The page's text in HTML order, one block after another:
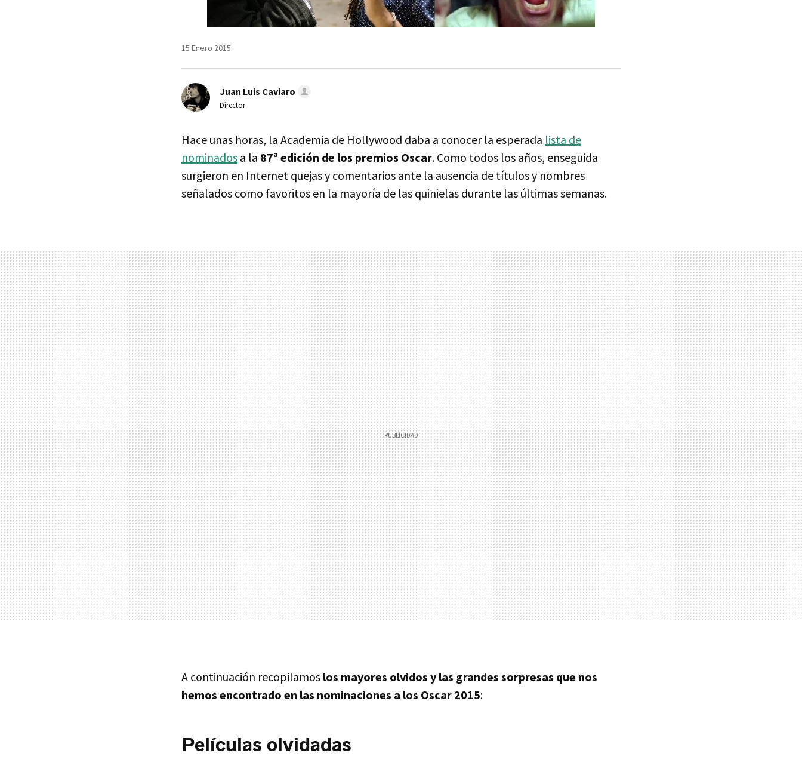
15 Enero 2015
Juan Luis Caviaro
Director
Hace unas horas, la Academia de Hollywood daba a conocer la esperada lista de
nominados a la 87ª edición de los premios Oscar. Como todos los años, enseguida
surgieron en Internet quejas y comentarios ante la ausencia de títulos y nombres
señalados como favoritos en la mayoría de las quinielas durante las últimas semanas.
A continuación recopilamos los mayores olvidos y las grandes sorpresas que nos
hemos encontrado en las nominaciones a los Oscar 2015:
Películas olvidadas